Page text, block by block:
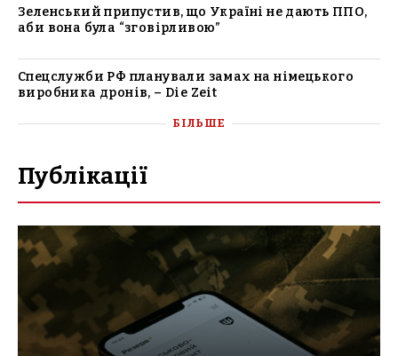
Зеленський припустив, що Україні не дають ППО,
аби вона була “зговірливою”
Спецслужби РФ планували замах на німецького
виробника дронів, – Die Zeit
БІЛЬШЕ
Публікації